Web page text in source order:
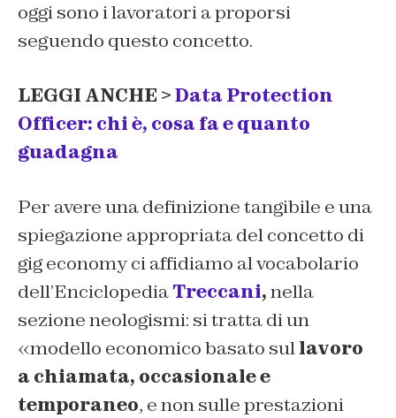
oggi sono i lavoratori a proporsi
seguendo questo concetto.
LEGGI ANCHE >Data Protection
Officer: chi è, cosa fa e quanto
guadagna
Per avere una definizione tangibile e una
spiegazione appropriata del concetto di
gig economy ci affidiamo al vocabolario
dell’EnciclopediaTreccani,nella
sezione neologismi: si tratta di un
«modello economico basato sullavoro
a chiamata, occasionale e
temporaneo, e non sulle prestazioni